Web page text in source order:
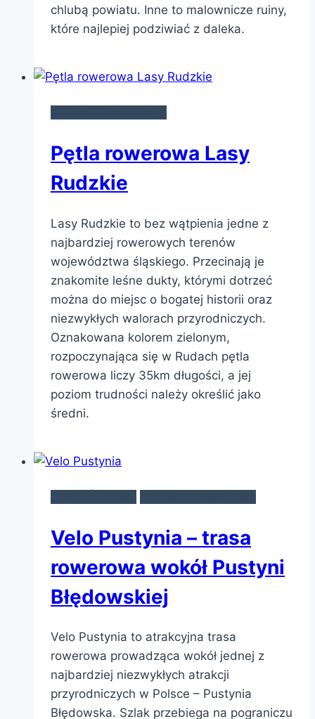
chlubą powiatu. Inne to malownicze ruiny,
które najlepiej podziwiać z daleka.
Pętla rowerowa Lasy
Rudzkie
Lasy Rudzkie to bez wątpienia jedne z
najbardziej rowerowych terenów
województwa śląskiego. Przecinają je
znakomite leśne dukty, którymi dotrzeć
można do miejsc o bogatej historii oraz
niezwykłych walorach przyrodniczych.
Oznakowana kolorem zielonym,
rozpoczynająca się w Rudach pętla
rowerowa liczy 35km długości, a jej
poziom trudności należy określić jako
średni.
Velo Pustynia – trasa
rowerowa wokół Pustyni
Błędowskiej
Velo Pustynia to atrakcyjna trasa
rowerowa prowadząca wokół jednej z
najbardziej niezwykłych atrakcji
przyrodniczych w Polsce – Pustynia
Błędowska. Szlak przebiega na pograniczu